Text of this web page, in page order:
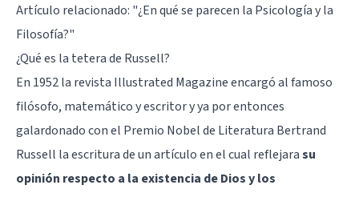
Artículo relacionado: "¿En qué se parecen la Psicología y la
Filosofía?"
¿Qué es la tetera de Russell?
En 1952 la revista Illustrated Magazine encargó al famoso
filósofo, matemático y escritor y ya por entonces
galardonado con el Premio Nobel de Literatura Bertrand
Russell la escritura de un artículo en el cual reflejarasu
opinión respecto a la existencia de Dios y los